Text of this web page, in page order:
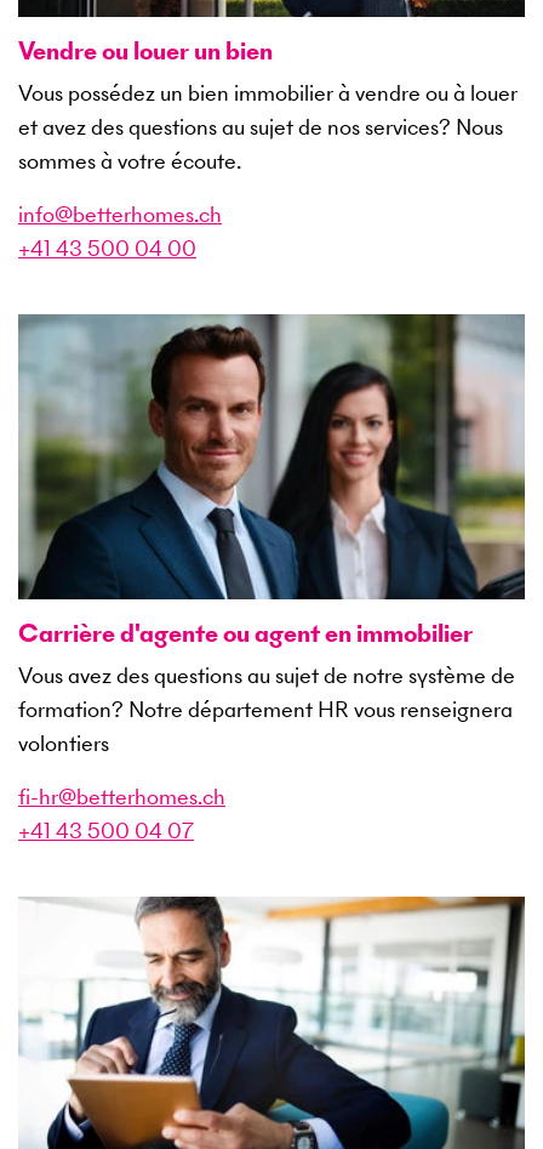
Vendre ou louer un bien
Vous possédez un bien immobilier à vendre ou à louer
et avez des questions au sujet de nos services? Nous
sommes à votre écoute.
info@betterhomes.ch
+41 43 500 04 00
Carrière d'agente ou agent en immobilier
Vous avez des questions au sujet de notre système de
formation? Notre département HR vous renseignera
volontiers
fi-hr@betterhomes.ch
+41 43 500 04 07